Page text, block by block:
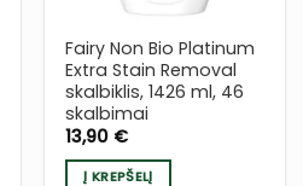
Fairy Non Bio Platinum
Extra Stain Removal
skalbiklis, 1426 ml, 46
skalbimai
13,90 €
Į KREPŠELĮ